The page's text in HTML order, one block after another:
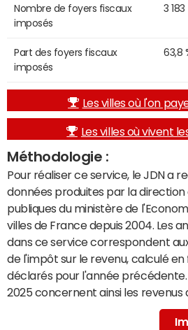
Nombre de foyers fiscaux
imposés
3 183
Part des foyers fiscaux
imposés
63,8
Les villes où l'on
Les villes où vivent
Méthodologie :
Pour réaliser ce service, le JDN a
données produites par la direction
publiques du ministère de
villes de France depuis 2004. Les
dans ce service correspondent
de l'impôt sur le revenu, calculé
déclarés pour l'année précédente.
2025 concernent ainsi les revenus